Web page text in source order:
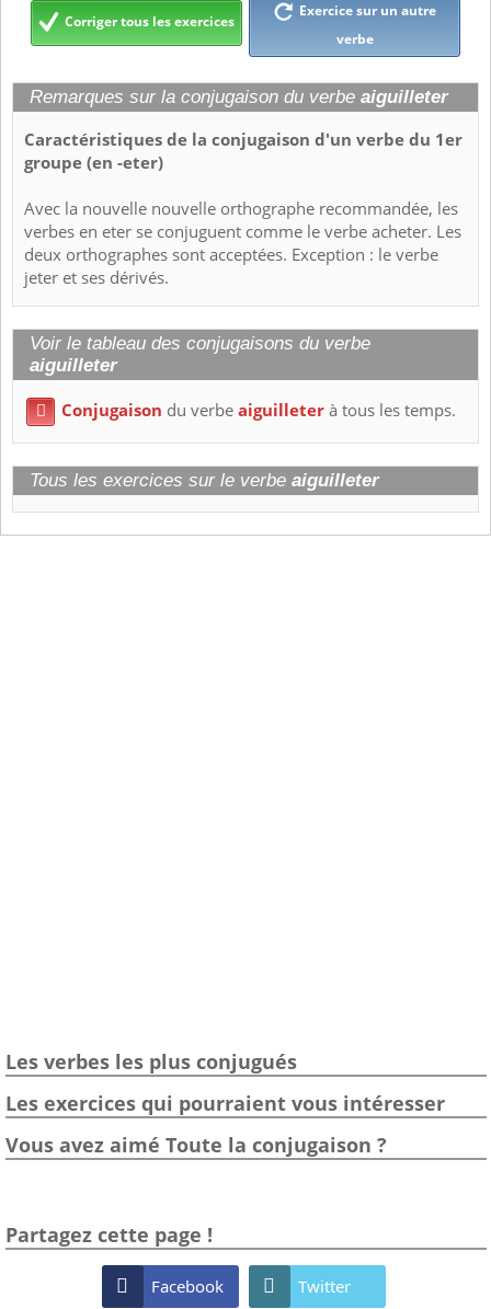
Corriger tous les exercices
Exercice sur un autre
verbe
Remarques sur la conjugaison du verbe aiguilleter
Caractéristiques de la conjugaison d'un verbe du 1er
groupe (en -eter)
Avec la nouvelle nouvelle orthographe recommandée, les
verbes en eter se conjuguent comme le verbe acheter. Les
deux orthographes sont acceptées. Exception : le verbe
jeter et ses dérivés.
Voir le tableau des conjugaisons du verbe
aiguilleter
 Conjugaison du verbeaiguilleterà tous les temps.
Tous les exercices sur le verbe aiguilleter
Les verbes les plus conjugués
Les exercices qui pourraient vous intéresser
Vous avez aimé Toute la conjugaison ?
Partagez cette page !
 Facebook  Twitter